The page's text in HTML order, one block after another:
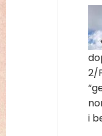
2/
i